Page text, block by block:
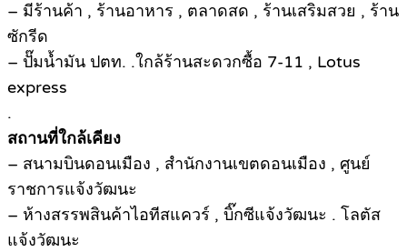
– มีร้านค้า , ร้านอาหาร , ตลาดสด , ร้านเสริมสวย , ร้าน
ซักรีด
– ปั๊มน้ำมัน ปตท. .ใกล้ร้านสะดวกซื้อ 7-11 , Lotus
express
.
สถานที่ใกล้เคียง
– สนามบินดอนเมือง , สำนักงานเขตดอนเมือง , ศูนย์
ราชการแจ้งวัฒนะ
– ห้างสรรพสินค้าไอทีสแควร์ , บิ๊กซีแจ้งวัฒนะ . โลตัส
แจ้งวัฒนะ